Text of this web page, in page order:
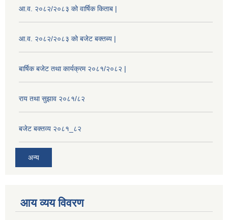
आ.व. २०८२/२०८३ को वार्षिक किताब |
आ.व. २०८२/२०८३ को बजेट बक्तब्य |
बार्षिक बजेट तथा कार्यक्रम २०८१/२०८२ |
राय तथा सुझाव २०८१/८२
बजेट बक्तव्य २०८१_८२
अन्य
आय व्यय विवरण